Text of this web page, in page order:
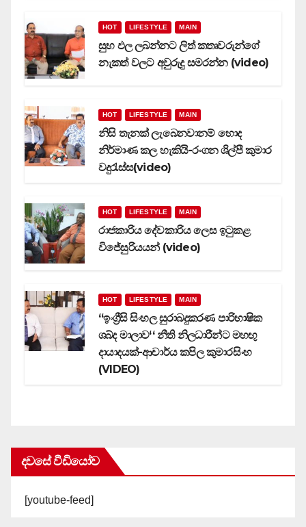
HOT LIFESTYLE MAIN
සුභ ඵල ලබන්නට ලිත් කතෘවරුන්ගේ
නැකත් වලට අවුරුදු සමරන්න (video)
HOT LIFESTYLE MAIN
නිසි තැනක් ලැබෙනවානම් හොද
නිර්මාණ කල හැකියි-රංගන ශිල්පී කුමාර
වදුරැස්ස(video)
HOT LIFESTYLE MAIN
රාජකාරිය දේවකාරිය ලෙස ඉටුකළ
විජේසුරියයන් (video)
HOT LIFESTYLE MAIN
‘‘ඉංග්‍රීසි සිංහල සුරාබදුකරණ පාරිභාෂික
ශබ්ද මාලාව‘‘ නීති නිලධාරීන්ට මහඟු
දායාදයක්-ආචාර්ය කපිල කුමාරසිංහ
(VIDEO)
දවසේ වීඩියෝව
[youtube-feed]